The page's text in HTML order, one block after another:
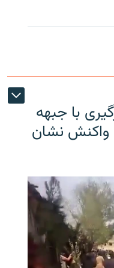
با جبهه
واکنش نشان